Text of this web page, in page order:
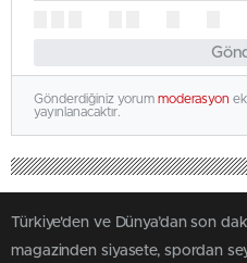
Gönderdiğiniz yorum moderasyon
yayınlanacaktır.
Türkiye'den ve Dünya’dan son
magazinden siyasete, spordan